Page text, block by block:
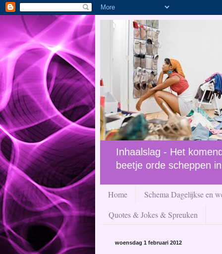
Inhaalslag - Het
beetje orde scheppen
Home
Schema Dagelijkse en
Quotes & Jokes & Spreuken
woensdag 1 februari 2012